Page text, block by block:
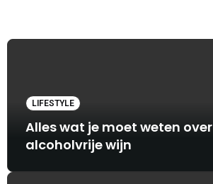
LIFESTYLE
Alles wat je moet weten over
alcoholvrije wijn